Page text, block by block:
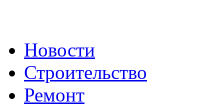
Новости
Строительство
Ремонт